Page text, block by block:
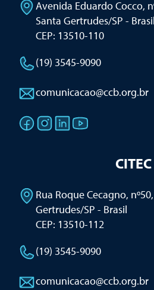
Avenida Eduardo Cocco,
Santa Gertrudes/SP - Brasil
CEP: 13510-110
(19) 3545-9090
comunicacao@ccb.org.br
CITEC
Rua Roque Cecagno,
Gertrudes/SP - Brasil
CEP: 13510-112
(19) 3545-9090
comunicacao@ccb.org.br